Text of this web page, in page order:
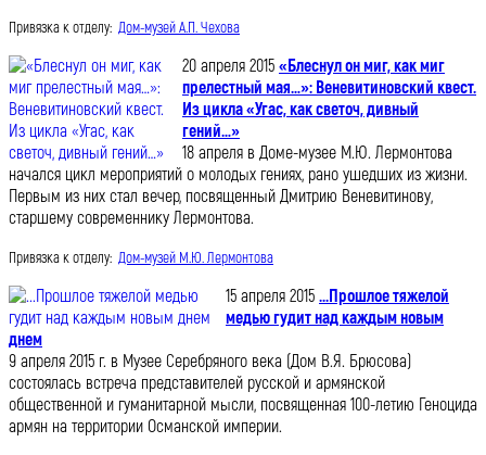
Привязка к отделу: Дом-музей А.П. Чехова
20 апреля 2015 «Блеснул он миг, как миг
прелестный мая…»: Веневитиновский квест.
Из цикла «Угас, как светоч, дивный
гений…»
18 апреля в Доме-музее М.Ю. Лермонтова
начался цикл мероприятий о молодых гениях, рано ушедших из жизни.
Первым из них стал вечер, посвященный Дмитрию Веневитинову,
старшему современнику Лермонтова.
Привязка к отделу: Дом-музей М.Ю. Лермонтова
15 апреля 2015 ...Прошлое тяжелой
медью гудит над каждым новым
днем
9 апреля 2015 г. в Музее Серебряного века (Дом В.Я. Брюсова)
состоялась встреча представителей русской и армянской
общественной и гуманитарной мысли, посвященная 100-летию Геноцида
армян на территории Османской империи.